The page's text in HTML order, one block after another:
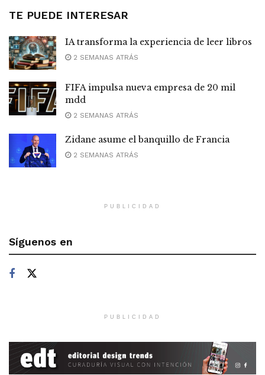
TE PUEDE INTERESAR
IA transforma la experiencia de leer libros
2 SEMANAS ATRÁS
FIFA impulsa nueva empresa de 20 mil
mdd
2 SEMANAS ATRÁS
Zidane asume el banquillo de Francia
2 SEMANAS ATRÁS
PUBLICIDAD
Síguenos en
PUBLICIDAD